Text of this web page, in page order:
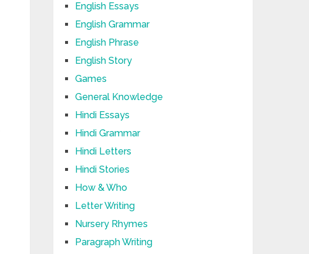
English Essays
English Grammar
English Phrase
English Story
Games
General Knowledge
Hindi Essays
Hindi Grammar
Hindi Letters
Hindi Stories
How & Who
Letter Writing
Nursery Rhymes
Paragraph Writing